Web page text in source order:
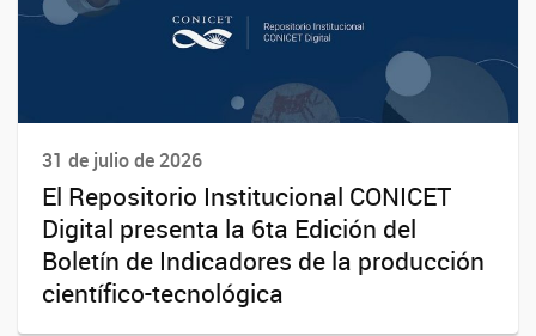
31 de julio de 2026
El Repositorio Institucional CONICET
Digital presenta la 6ta Edición del
Boletín de Indicadores de la producción
científico-tecnológica